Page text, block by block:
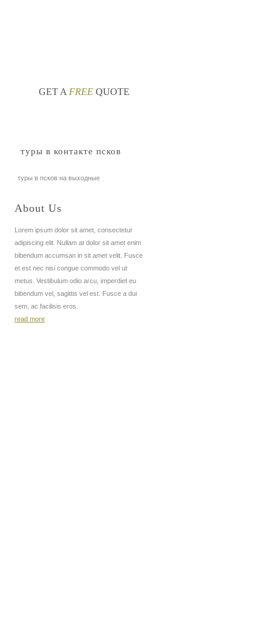
GET A FREE QUOTE
туры в контакте псков
туры в псков на выходные
About Us
Lorem ipsum dolor sit amet, consectetur
adipiscing elit. Nullam at dolor sit amet enim
bibendum accumsan in sit amet velit. Fusce
et est nec nisi congue commodo vel ut
metus. Vestibulum odio arcu, imperdiet eu
bibendum vel, sagittis vel est. Fusce a dui
sem, ac facilisis eros.
read more